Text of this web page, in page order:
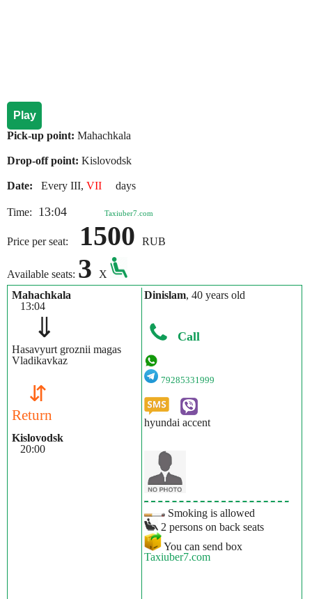
Play
Pick-up point: Mahachkala
Drop-off point: Kislovodsk
Date: Every III, VII days
Time: 13:04 Taxiuber7.com
Price per seat: 1500 RUB
Available seats: 3
X
Mahachkala
13:04
⇓
Hasavyurt groznii magas
Vladikavkaz
⇵
Return
Kislovodsk
20:00
Dinislam, 40 years old
Call
79285331999
hyundai accent
Smoking is allowed
2 persons on back seats
You can send box
Taxiuber7.com